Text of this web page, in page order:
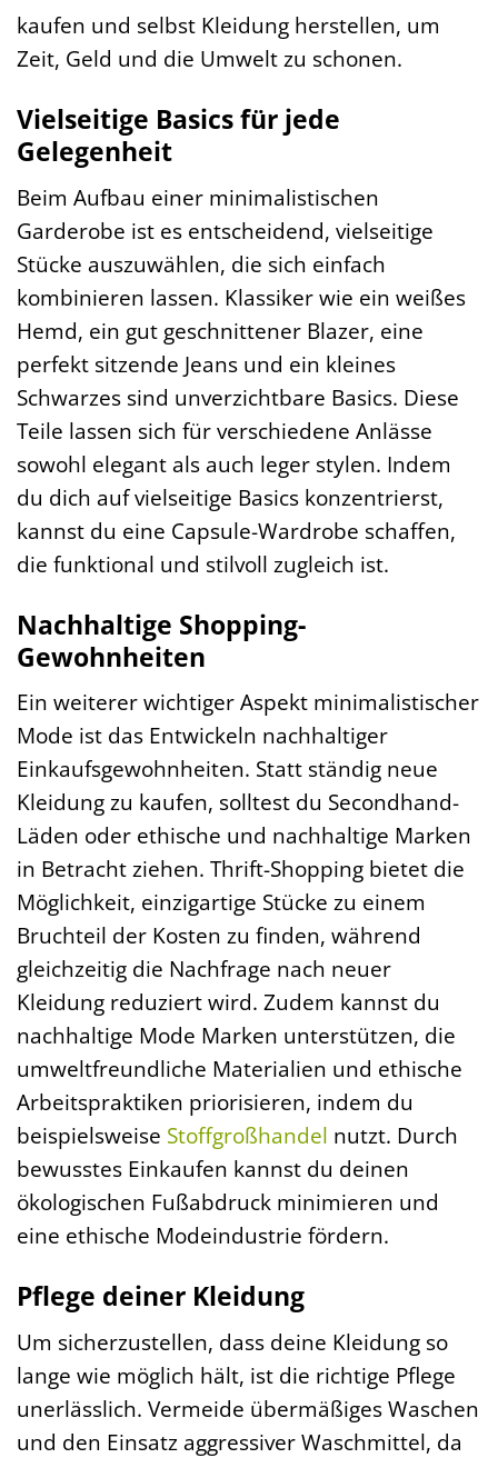
kaufen und selbst Kleidung herstellen, um
Zeit, Geld und die Umwelt zu schonen.
Vielseitige Basics für jede
Gelegenheit
Beim Aufbau einer minimalistischen
Garderobe ist es entscheidend, vielseitige
Stücke auszuwählen, die sich einfach
kombinieren lassen. Klassiker wie ein weißes
Hemd, ein gut geschnittener Blazer, eine
perfekt sitzende Jeans und ein kleines
Schwarzes sind unverzichtbare Basics. Diese
Teile lassen sich für verschiedene Anlässe
sowohl elegant als auch leger stylen. Indem
du dich auf vielseitige Basics konzentrierst,
kannst du eine Capsule-Wardrobe schaffen,
die funktional und stilvoll zugleich ist.
Nachhaltige Shopping-
Gewohnheiten
Ein weiterer wichtiger Aspekt minimalistischer
Mode ist das Entwickeln nachhaltiger
Einkaufsgewohnheiten. Statt ständig neue
Kleidung zu kaufen, solltest du Secondhand-
Läden oder ethische und nachhaltige Marken
in Betracht ziehen. Thrift-Shopping bietet die
Möglichkeit, einzigartige Stücke zu einem
Bruchteil der Kosten zu finden, während
gleichzeitig die Nachfrage nach neuer
Kleidung reduziert wird. Zudem kannst du
nachhaltige Mode Marken unterstützen, die
umweltfreundliche Materialien und ethische
Arbeitspraktiken priorisieren, indem du
beispielsweise Stoffgroßhandel nutzt. Durch
bewusstes Einkaufen kannst du deinen
ökologischen Fußabdruck minimieren und
eine ethische Modeindustrie fördern.
Pflege deiner Kleidung
Um sicherzustellen, dass deine Kleidung so
lange wie möglich hält, ist die richtige Pflege
unerlässlich. Vermeide übermäßiges Waschen
und den Einsatz aggressiver Waschmittel, da